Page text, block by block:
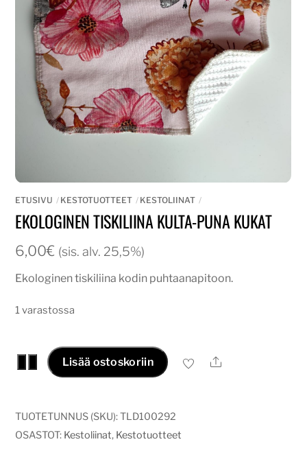
ETUSIVU KESTOTUOTTEET KESTOLIINAT
EKOLOGINEN TISKILIINA KULTA-PUNA KUKAT
6,00€ (sis. alv. 25,5%)
Ekologinen tiskiliina kodin puhtaanapitoon.
1 varastossa
Ekologinen
tiskiliina
puna
kukat
Lisää ostoskoriin Ale
TUOTETUNNUS (SKU):TLD100292
OSASTOT: Kestoliinat, Kestotuotteet